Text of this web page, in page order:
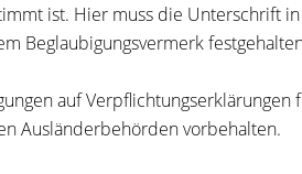
ist. Hier muss die Unterschrift
Beglaubigungsvermerk
auf
Ausländerbehörden vorbehalten.